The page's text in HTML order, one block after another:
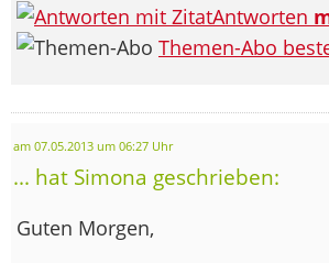
Antworten
Themen-Abo
am 07.05.2013 um 06:27 Uhr
... hat Simona geschrieben:
Guten Morgen,